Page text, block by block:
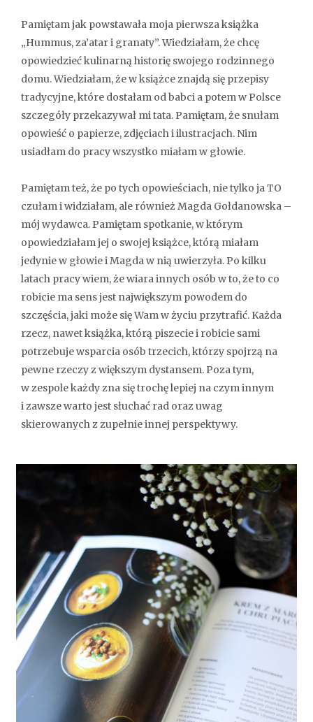
Pamiętam jak powstawała moja pierwsza książka
„Hummus, za’atar i granaty”. Wiedziałam, że chcę
opowiedzieć kulinarną historię swojego rodzinnego
domu. Wiedziałam, że w książce znajdą się przepisy
tradycyjne, które dostałam od babci a potem w Polsce
szczegóły przekazywał mi tata. Pamiętam, że snułam
opowieść o papierze, zdjęciach i ilustracjach. Nim
usiadłam do pracy wszystko miałam w głowie.
Pamiętam też, że po tych opowieściach, nie tylko ja TO
czułam i widziałam, ale również Magda Gołdanowska –
mój wydawca. Pamiętam spotkanie, w którym
opowiedziałam jej o swojej książce, którą miałam
jedynie w głowie i Magda w nią uwierzyła. Po kilku
latach pracy wiem, że wiara innych osób w to, że to co
robicie ma sens jest największym powodem do
szczęścia, jaki może się Wam w życiu przytrafić. Każda
rzecz, nawet książka, którą piszecie i robicie sami
potrzebuje wsparcia osób trzecich, którzy spojrzą na
pewne rzeczy z większym dystansem. Poza tym,
w zespole każdy zna się trochę lepiej na czym innym
i zawsze warto jest słuchać rad oraz uwag
skierowanych z zupełnie innej perspektywy.